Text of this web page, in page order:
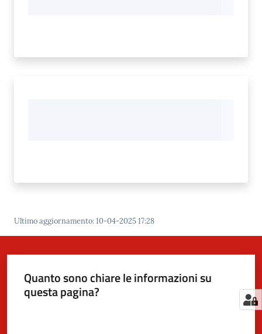
Ultimo aggiornamento:10-04-2025 17:28
Quanto sono chiare le informazioni su
questa pagina?